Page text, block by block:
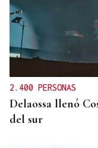
2.400 PERSONAS
Delaossa llenó
del sur